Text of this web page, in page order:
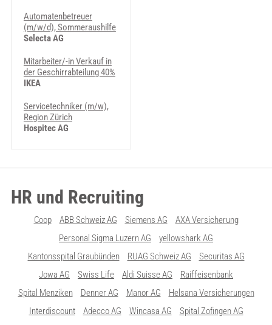
Automatenbetreuer
(m/w/d), Sommeraushilfe
Selecta AG
Mitarbeiter/-in Verkauf in
der Geschirrabteilung 40%
IKEA
Servicetechniker (m/w),
Region Zürich
Hospitec AG
HR und Recruiting
Coop ABB Schweiz AG Siemens AG
AXA Versicherung
Personal Sigma Luzern AG
yellowshark AG
Kantonsspital Graubünden
RUAG Schweiz AG
Securitas AG
Jowa AG
Swiss Life Aldi Suisse AG
Raiffeisenbank
Spital Menziken
Denner AG Manor AG
Helsana Versicherungen
Interdiscount
Adecco AG Wincasa AG
Spital Zofingen AG